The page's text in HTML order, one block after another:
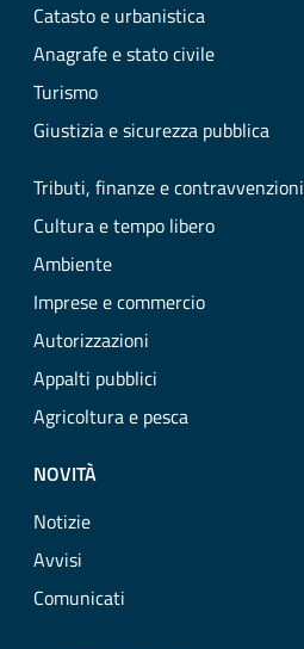
Catasto e urbanistica
Anagrafe e stato civile
Turismo
Giustizia e sicurezza pubblica
Tributi, finanze e contravvenzioni
Cultura e tempo libero
Ambiente
Imprese e commercio
Autorizzazioni
Appalti pubblici
Agricoltura e pesca
NOVITÀ
Notizie
Avvisi
Comunicati